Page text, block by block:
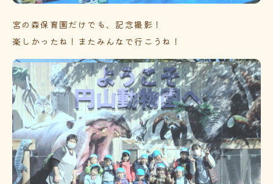
宮の森保育園だけでも、記念撮影！
楽しかったね！またみんなで行こうね！